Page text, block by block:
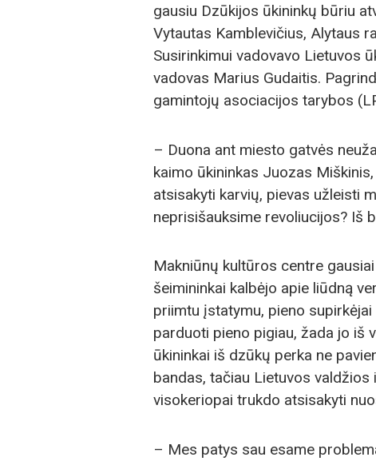
gausiu Dzūkijos ūkininkų būriu
Vytautas Kamblevičius, Alytaus
Susirinkimui vadovavo Lietuvos
vadovas Marius Gudaitis.
gamintojų asociacijos tarybos
– Duona ant miesto gatvės
kaimo ūkininkas Juozas
atsisakyti karvių, pievas užleisti
neprisišauksime revoliucijos? Iš
Makniūnų kultūros centre
šeimininkai kalbėjo apie liūdną
priimtu įstatymu, pieno
parduoti pieno pigiau, žada jo iš
ūkininkai iš dzūkų perka ne
bandas, tačiau Lietuvos
visokeriopai trukdo atsisakyti
– Mes patys sau esame